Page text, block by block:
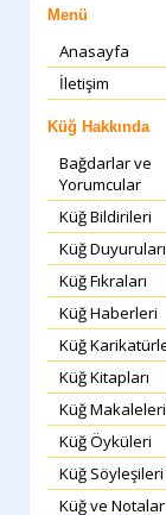
Menü
Anasayfa
İletişim
Küğ Hakkında
Bağdarlar ve
Yorumcular
Küğ Bildirileri
Küğ Duyuruları
Küğ Fıkraları
Küğ Haberleri
Küğ
Küğ Kitapları
Küğ Makaleleri
Küğ Öyküleri
Küğ Söyleşileri
Küğ ve Notalar